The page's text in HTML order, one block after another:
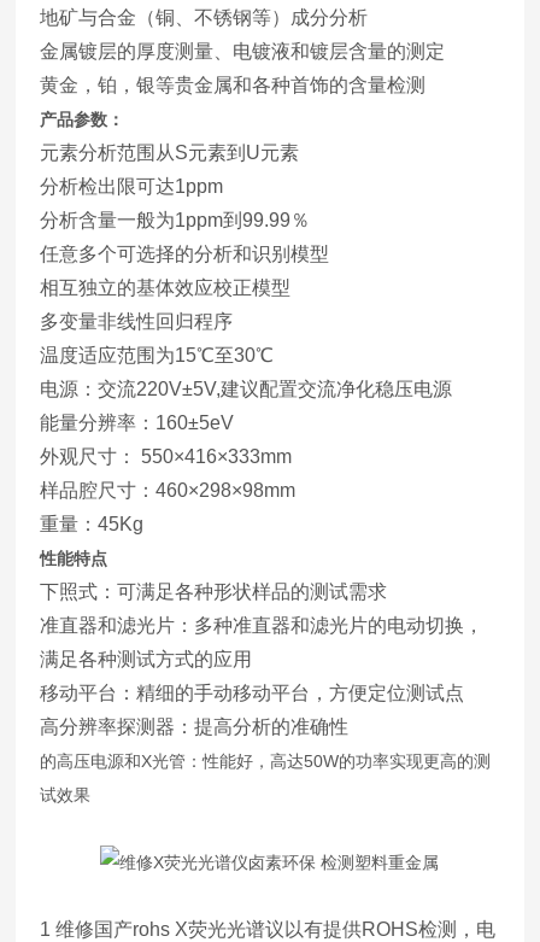
地矿与合金（铜、不锈钢等）成分分析
金属镀层的厚度测量、电镀液和镀层含量的测定
黄金，铂，银等贵金属和各种首饰的含量检测
产品参数：
元素分析范围从S元素到U元素
分析检出限可达1ppm
分析含量一般为1ppm到99.99％
任意多个可选择的分析和识别模型
相互独立的基体效应校正模型
多变量非线性回归程序
温度适应范围为15℃至30℃
电源：交流220V±5V,建议配置交流净化稳压电源
能量分辨率：160±5eV
外观尺寸： 550×416×333mm
样品腔尺寸：460×298×98mm
重量：45Kg
性能特点
下照式：可满足各种形状样品的测试需求
准直器和滤光片：多种准直器和滤光片的电动切换，
满足各种测试方式的应用
移动平台：精细的手动移动平台，方便定位测试点
高分辨率探测器：提高分析的准确性
的高压电源和X光管：性能好，高达50W的功率实现更高的测
试效果
1 维修国产rohs X荧光光谱议以有提供ROHS检测，电